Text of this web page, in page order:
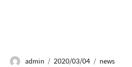
admin 2020/03/04 news